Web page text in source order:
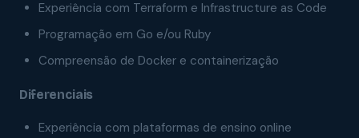
Experiência com Terraform e Infrastructure as Code
Programação em Go e/ou Ruby
Compreensão de Docker e containerização
Diferenciais
Experiência com plataformas de ensino online